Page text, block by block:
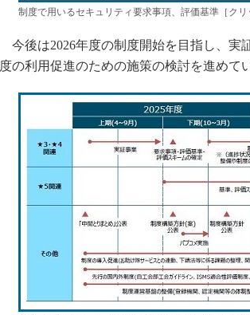
制度で用いるセキュリティ要求事項、評価基準［ク
今後は2026年度の制度開始を目指し、実
度の利用促進のための施策の検討を進めて